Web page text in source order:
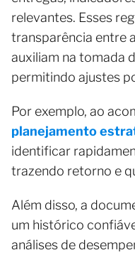
relevantes. Esses
transparência entre
auxiliam na tomada
permitindo ajustes
Por exemplo, ao
planejamento
identificar
trazendo retorno e
Além disso, a
um histórico
análises de